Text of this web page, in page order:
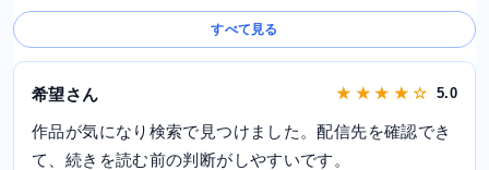
すべて見る
希望さん ★ ★ ★ ★ ☆ 5.0
作品が気になり検索で見つけました。配信先を確認でき
て、続きを読む前の判断がしやすいです。